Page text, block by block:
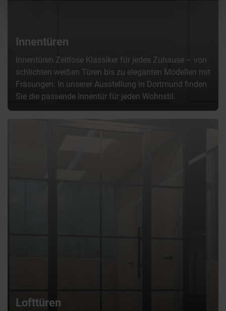
Innentüren
Innentüren Zeitlose Klassiker für jedes Zuhause – von
schlichten weißen Türen bis zu eleganten Modellen mit
Fräsungen. In unserer Ausstellung in Dortmund finden
Sie die passende Innentür für jeden Wohnstil.
Lofttüren